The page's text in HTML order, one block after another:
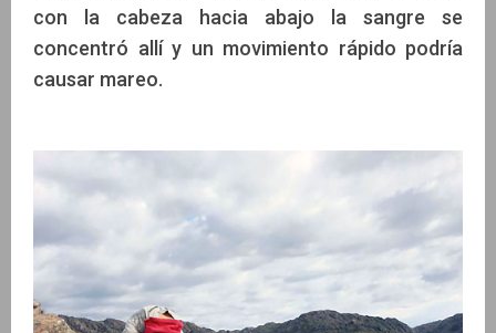
con la cabeza hacia abajo la sangre se
concentró allí y un movimiento rápido podría
causar mareo.